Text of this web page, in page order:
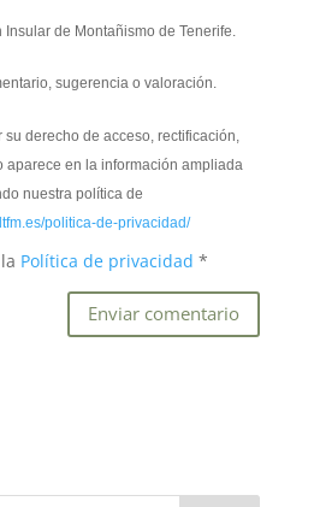
Insular de Montañismo de Tenerife.
sugerencia o valoración.
su derecho de acceso, rectificación,
aparece en la información ampliada
nuestra política de
politica-de-privacidad/
Política de privacidad *